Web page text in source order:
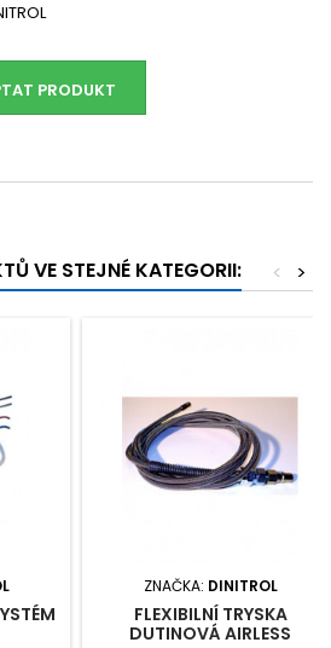
PRODUKT
VE STEJNÉ KATEGORII: >
<
ZNAČKA: DINITROL
FLEXIBILNÍ TRYSKA
DUTINOVÁ AIRLESS